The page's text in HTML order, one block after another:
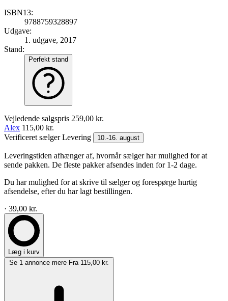
ISBN13:
9788759328897
Udgave:
1. udgave, 2017
Stand:
Perfekt stand
Vejledende salgspris 259,00 kr.
Alex 115,00 kr.
Verificeret sælgerLevering 10.-16. august
Leveringstiden afhænger af, hvornår sælger har mulighed for at
sende pakken. De fleste pakker afsendes inden for 1-2 dage.
Du har mulighed for at skrive til sælger og forespørge hurtig
afsendelse, efter du har lagt bestillingen.
· 39,00 kr.
Læg i kurv
Se 1 annonce mere Fra 115,00 kr.